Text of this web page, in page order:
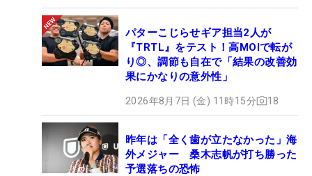
パターこじらせギア担当2人が
『TRTL』をテスト！高MOIで転が
り◎、調節も自在で「結果の改善効
果にかなりの意外性」
2026年8月7日 (金) 11時15分 18
昨年は「全く歯が立たなかった」海
外メジャー 桑木志帆が打ち勝った
予選落ちの恐怖